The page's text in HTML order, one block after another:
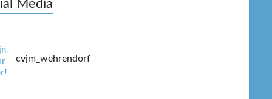
Media
cvjm_wehrendorf